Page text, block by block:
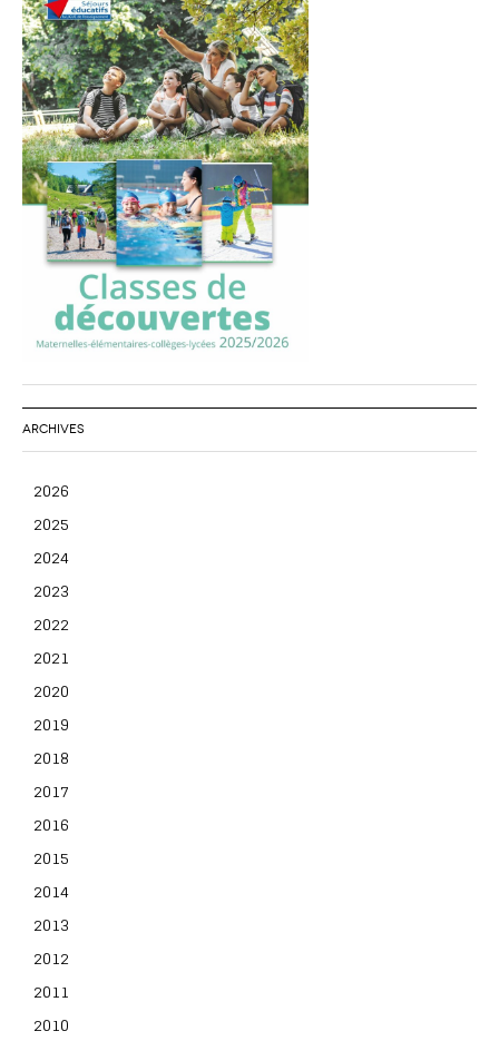
ARCHIVES
2026
2025
2024
2023
2022
2021
2020
2019
2018
2017
2016
2015
2014
2013
2012
2011
2010